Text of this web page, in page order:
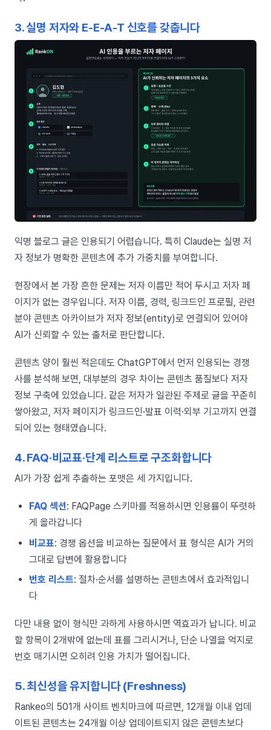
3. 실명 저자와 E-E-A-T 신호를 갖춥니다
익명 블로그 글은 인용되기 어렵습니다. 특히 Claude는 실명 저
자 정보가 명확한 콘텐츠에 추가 가중치를 부여합니다.
현장에서 본 가장 흔한 문제는 저자 이름만 적어 두시고 저자 페
이지가 없는 경우입니다. 저자 이름, 경력, 링크드인 프로필, 관련
분야 콘텐츠 아카이브가 저자 정보(entity)로 연결되어 있어야
AI가 신뢰할 수 있는 출처로 판단합니다.
콘텐츠 양이 훨씬 적은데도 ChatGPT에서 먼저 인용되는 경쟁
사를 분석해 보면, 대부분의 경우 차이는 콘텐츠 품질보다 저자
정보 구축에 있었습니다. 같은 저자가 일관된 주제로 글을 꾸준히
쌓아왔고, 저자 페이지가 링크드인·발표 이력·외부 기고까지 연결
되어 있는 형태였습니다.
4. FAQ·비교표·단계 리스트로 구조화합니다
AI가 가장 쉽게 추출하는 포맷은 세 가지입니다.
FAQ 섹션: FAQPage 스키마를 적용하시면 인용률이 뚜렷하
게 올라갑니다
비교표: 경쟁 옵션을 비교하는 질문에서 표 형식은 AI가 거의
그대로 답변에 활용합니다
번호 리스트: 절차·순서를 설명하는 콘텐츠에서 효과적입니
다
다만 내용 없이 형식만 과하게 사용하시면 역효과가 납니다. 비교
할 항목이 2개밖에 없는데 표를 그리시거나, 단순 나열을 억지로
번호 매기시면 오히려 인용 가치가 떨어집니다.
5. 최신성을 유지합니다 (Freshness)
Rankeo의 501개 사이트 벤치마크에 따르면, 12개월 이내 업데
이트된 콘텐츠는 24개월 이상 업데이트되지 않은 콘텐츠보다